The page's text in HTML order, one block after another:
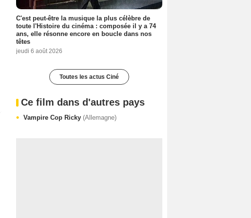
C'est peut-être la musique la plus célèbre de
toute l'Histoire du cinéma : composée il y a 74
ans, elle résonne encore en boucle dans nos
têtes
jeudi 6 août 2026
Toutes les actus Ciné
Ce film dans d'autres pays
Vampire Cop Ricky (Allemagne)